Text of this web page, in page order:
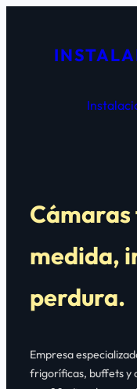
contenido
medida,
perdura.
Empresa
frigoríficas, buffets y